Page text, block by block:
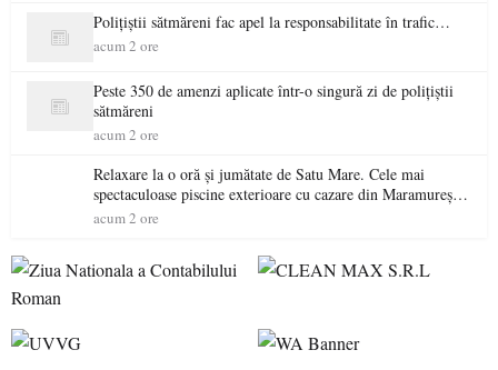
Polițiștii sătmăreni fac apel la responsabilitate în trafic…
acum 2 ore
Peste 350 de amenzi aplicate într-o singură zi de polițiștii
sătmăreni
acum 2 ore
Relaxare la o oră și jumătate de Satu Mare. Cele mai
spectaculoase piscine exterioare cu cazare din Maramureș,
ideale pentru o escapadă de vară
acum 2 ore